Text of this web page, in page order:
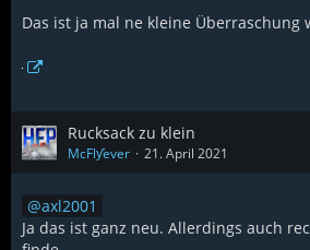
Das ist ja mal ne kleine Überraschung
Rucksack zu klein
McFlƴeѵer 21. April 2021
axl2001
Ja das ist ganz neu. Allerdings auch